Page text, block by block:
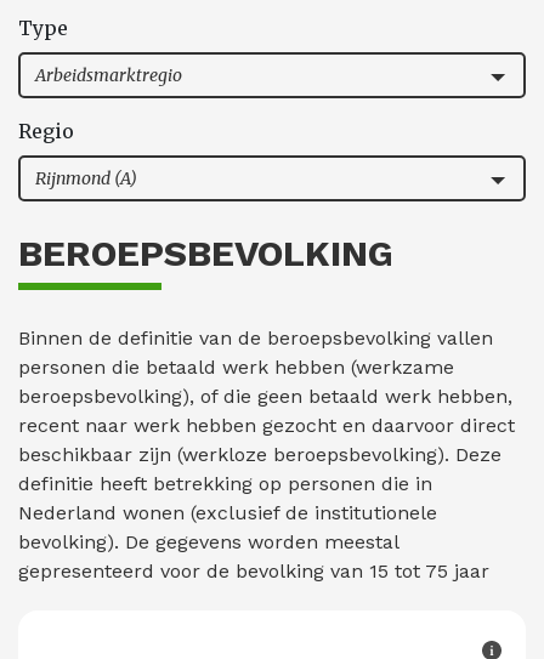
Type
Arbeidsmarktregio
Regio
Rijnmond (A)
BEROEPSBEVOLKING
Binnen de definitie van de beroepsbevolking vallen
personen die betaald werk hebben (werkzame
beroepsbevolking), of die geen betaald werk hebben,
recent naar werk hebben gezocht en daarvoor direct
beschikbaar zijn (werkloze beroepsbevolking). Deze
definitie heeft betrekking op personen die in
Nederland wonen (exclusief de institutionele
bevolking). De gegevens worden meestal
gepresenteerd voor de bevolking van 15 tot 75 jaar